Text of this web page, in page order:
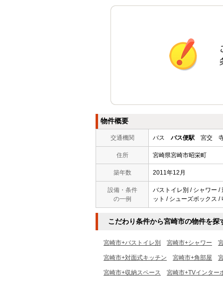
物件概要
交通機関 バス バス便駅 宮交 寺
住所 宮崎県宮崎市昭栄町
築年数 2011年12月
設備・条件
の一例
バストイレ別 / シャワー /
ット / シューズボックス
こだわり条件から宮崎市の物件を探
宮崎市+バストイレ別 宮崎市+シャワー
宮崎市+対面式キッチン 宮崎市+角部屋
宮崎市+収納スペース 宮崎市+TVインター